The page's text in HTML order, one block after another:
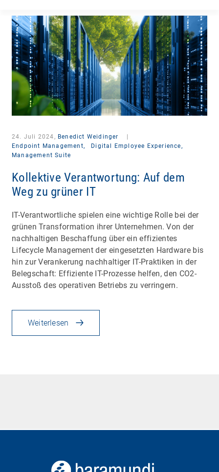
24. Juli 2024, Benedict Weidinger
Endpoint Management,
Digital Employee Experience,
Management Suite
Kollektive Verantwortung: Auf dem
Weg zu grüner IT
IT-Verantwortliche spielen eine wichtige Rolle bei der
grünen Transformation ihrer Unternehmen. Von der
nachhaltigen Beschaffung über ein effizientes
Lifecycle Management der eingesetzten Hardware bis
hin zur Verankerung nachhaltiger IT-Praktiken in der
Belegschaft: Effiziente IT-Prozesse helfen, den CO2-
Ausstoß des operativen Betriebs zu verringern.
Weiterlesen